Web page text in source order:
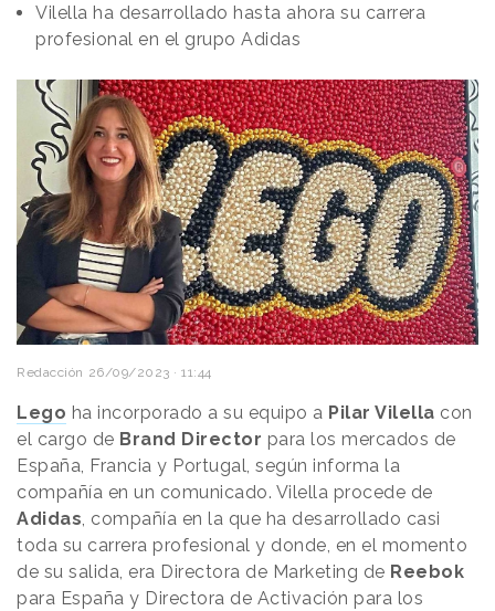
Vilella ha desarrollado hasta ahora su carrera
profesional en el grupo Adidas
Redacción 26/09/2023 · 11:44
Lego ha incorporado a su equipo a Pilar Vilella con
el cargo de Brand Director para los mercados de
España, Francia y Portugal, según informa la
compañía en un comunicado. Vilella procede de
Adidas, compañía en la que ha desarrollado casi
toda su carrera profesional y donde, en el momento
de su salida, era Directora de Marketing de Reebok
para España y Directora de Activación para los